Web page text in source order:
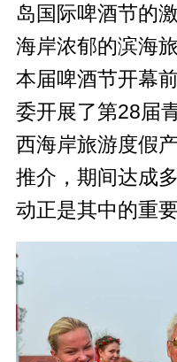
岛国际啤酒节的
海岸浓郁的滨海
本届啤酒节开幕
委开展了第28届
西海岸旅游度假
推介，期间达成
动正是其中的重要